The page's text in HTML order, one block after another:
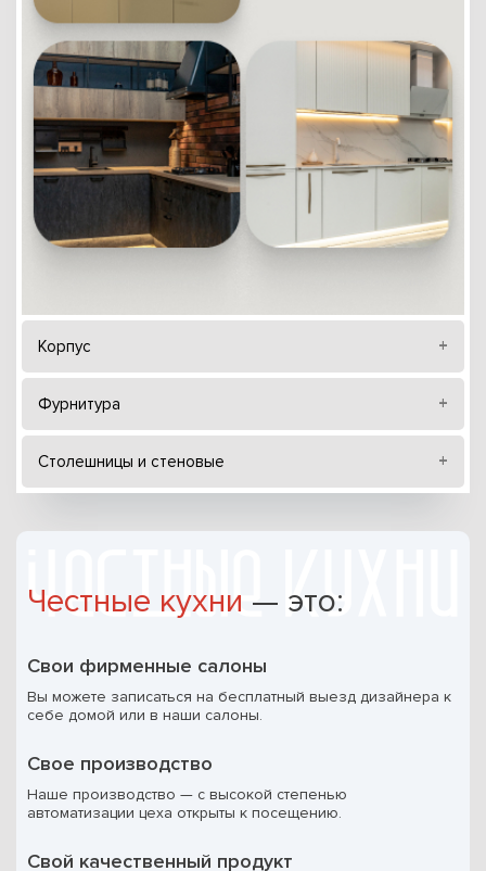
Корпус
Фурнитура
Столешницы и стеновые
Честные кухни — это:
Свои фирменные салоны
Вы можете записаться на бесплатный выезд дизайнера к
себе домой или в наши салоны.
Свое производство
Наше производство — с высокой степенью
автоматизации цеха открыты к посещению.
Свой качественный продукт